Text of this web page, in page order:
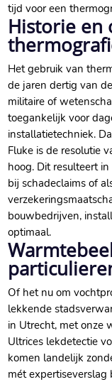
tijd voor een
Historie en
Het gebruik van
de jaren dertig van
militaire of
toegankelijk voor
installatietechniek.​
Fluke is de resolutie
hoog.​ Dit resulteert
bij schadeclaims of
bouwbedrijven,
optimaal.​
Of het nu om
lekkende
in Utrecht, met onze
Ultrices lekdetectie
komen landelijk
mét